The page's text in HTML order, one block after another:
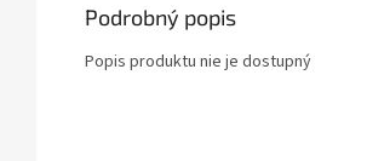
Podrobný popis
Popis produktu nie je dostupný